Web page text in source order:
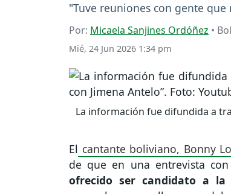
"Tuve reuniones con gente
Por: Micaela Sanjines Ordóñez •
Mié, 24 Jun 2026 1:34 pm
La información fue difundida a
El cantante boliviano, Bonny
de que en una entrevista
ofrecido ser candidato a la